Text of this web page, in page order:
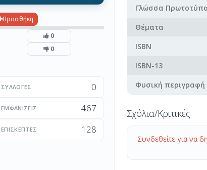
Προσθήκη
0
0
ΣΥΛΛΟΓΈΣ 0
ΕΜΦΑΝΊΣΕΙΣ 467
ΕΠΙΣΚΈΠΤΕΣ 128
Γλώσσα
Θέματα
ISBN
ISBN-13
Φυσική περιγραφή
Σχόλια/Κριτικές
Συνδεθείτε για να